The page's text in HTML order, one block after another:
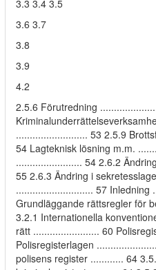
3.3 3.4 3.5
3.6 3.7
3.8
3.9
4.2
2.5.6 Förutredning
.......................... 53 2.5.9
54 Lagteknisk lösning m.m.
........................ 54 2.6.2
55 2.6.3 Ändring i
............................ 57 Inledning
Grundläggande rättsregler för
3.2.1 Internationella
rätt ........................ 60
Polisregisterlagen
polisens register ............ 64